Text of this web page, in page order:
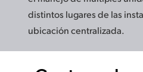
distintos lugares de las
ubicación centralizada.